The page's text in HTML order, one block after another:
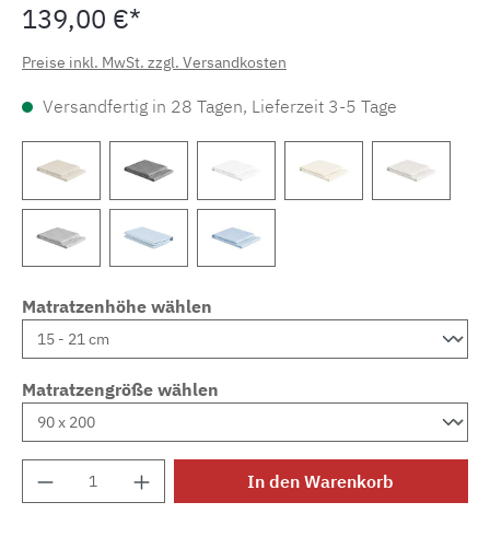
139,00 €*
Preise inkl. MwSt. zzgl. Versandkosten
Versandfertig in 28 Tagen, Lieferzeit 3-5 Tage
Matratzenhöhe wählen
Matratzengröße wählen
Produkt Anzahl: Gib den gewünschten
In den Warenkorb